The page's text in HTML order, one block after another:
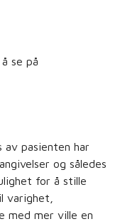
se på
av pasienten har
og således
for å stille
varighet,
med mer ville en